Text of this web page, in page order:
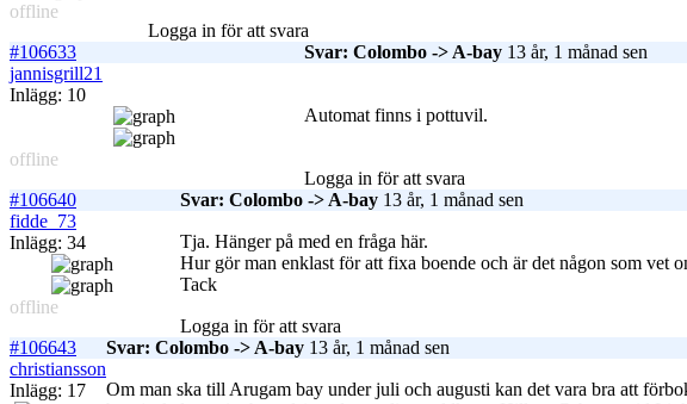
offline
Logga in för att svara
#106633
Svar: Colombo -> A-bay 13 år, 1 månad sen
jannisgrill21
Inlägg: 10
offline
Automat finns i pottuvil.
Logga in för att svara
#106640
Svar: Colombo -> A-bay 13 år, 1 månad sen
fidde_73
Inlägg: 34
offline
Tja. Hänger på med en fråga här.
Hur gör man enklast för att fixa boende och är det någon som vet
Tack
Logga in för att svara
#106643
Svar: Colombo -> A-bay 13 år, 1 månad sen
christiansson
Inlägg: 17
Om man ska till Arugam bay under juli och augusti kan det vara bra att